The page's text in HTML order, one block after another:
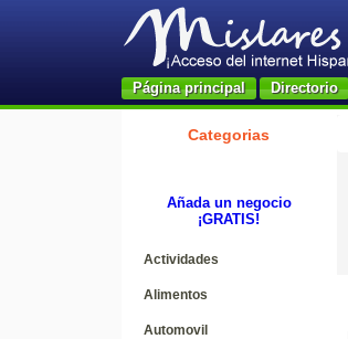
Página principal Directorio
Categorias
Añada un negocio
¡GRATIS!
Actividades
Alimentos
Automovil